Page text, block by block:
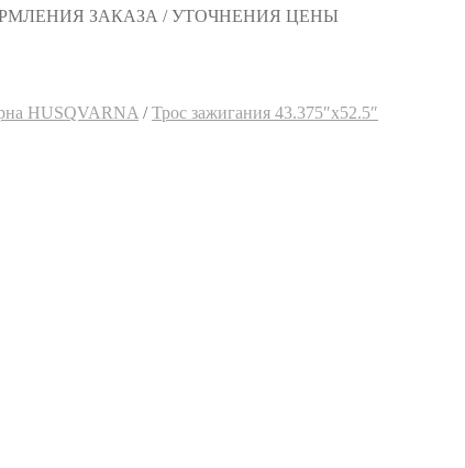
ЗАКАЗА / УТОЧНЕНИЯ ЦЕНЫ
HUSQVARNA /Трос зажигания 43.375″х52.5″